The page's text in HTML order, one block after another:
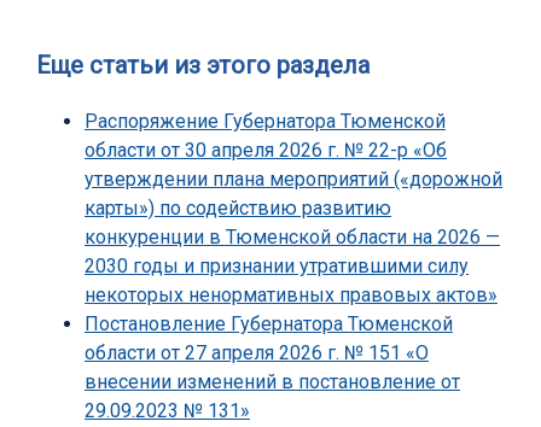
Еще статьи из этого раздела
Распоряжение Губернатора Тюменской
области от 30 апреля 2026 г. № 22-р «Об
утверждении плана мероприятий («дорожной
карты») по содействию развитию
конкуренции в Тюменской области на 2026 —
2030 годы и признании утратившими силу
некоторых ненормативных правовых актов»
Постановление Губернатора Тюменской
области от 27 апреля 2026 г. № 151 «О
внесении изменений в постановление от
29.09.2023 № 131»